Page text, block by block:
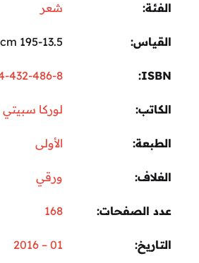
الفئة: شعر
القياس 195-13.5 cm
ISBN
432-486-8
الكاتب لوركا سبيتي
الطبعة الأولى
الغلاف ورقي
عدد الصفحات 168
التاريخ 01 – 2016